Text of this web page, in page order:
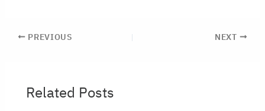
PREVIOUS NEXT
Related Posts